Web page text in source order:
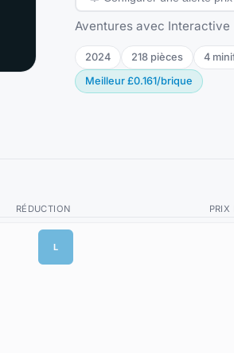
Aventures avec Interactive
2024 218 pièces 4
Meilleur £0.161/brique
RÉDUCTION PRIX
L